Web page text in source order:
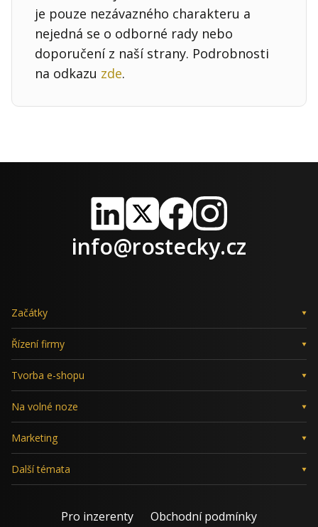
je pouze nezávazného charakteru a
nejedná se o odborné rady nebo
doporučení z naší strany. Podrobnosti
na odkazu zde.
LinkedIn
X FacebookInstagram
info@rostecky.cz
Začátky
Řízení firmy
Tvorba e-shopu
Na volné noze
Marketing
Další témata
Pro inzerenty Obchodní podmínky